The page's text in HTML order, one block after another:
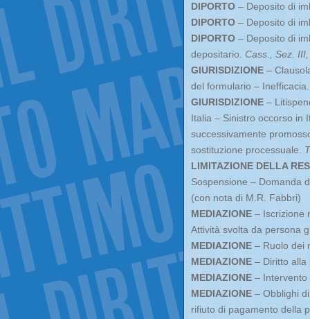
DIPORTO – Deposito di
DIPORTO – Deposito di
DIPORTO – Deposito di
depositario. Cass., Sez. III,
GIURISDIZIONE –
del formulario –
GIURISDIZIONE –
Italia – Sinistro occorso in
successivamente
sostituzione processuale.
LIMITAZIONE DELLA
Sospensione – Domanda
(con nota di M.R. Fabbri)
MEDIAZIONE – Iscrizione
Attività svolta da persona
MEDIAZIONE – Ruolo dei
MEDIAZIONE – Diritto alla
MEDIAZIONE – Intervento
MEDIAZIONE – Obblighi
rifiuto di pagamento della